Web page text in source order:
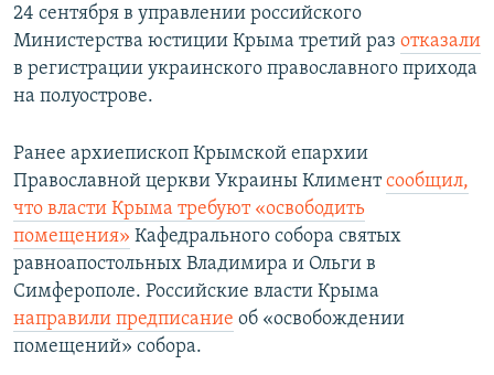
24 сентября в управлении российского
Министерства юстиции Крыма третий раз отказали
в регистрации украинского православного прихода
на полуострове.
Ранее архиепископ Крымской епархии
Православной церкви Украины Климентсообщил,
что власти Крыма требуют «освободить
помещения» Кафедрального собора святых
равноапостольных Владимира и Ольги в
Симферополе. ​Российские власти Крыма
направили предписание об «освобождении
помещений» собора.